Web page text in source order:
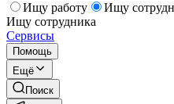
Ищу работу
Ищу
Ищу сотрудника
Сервисы
Помощь
Ещё
Поиск